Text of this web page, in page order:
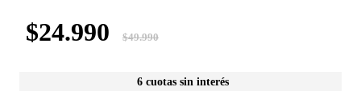
$24.990 $49.990
6 cuotas sin interés